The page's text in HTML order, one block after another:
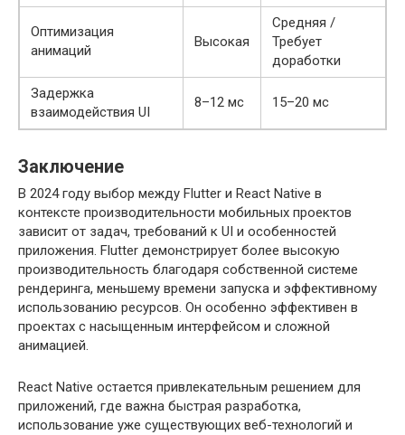
Оптимизация
анимаций
Высокая
Средняя /
Требует
доработки
Задержка
взаимодействия UI
8–12 мс 15–20 мс
Заключение
В 2024 году выбор между Flutter и React Native в
контексте производительности мобильных проектов
зависит от задач, требований к UI и особенностей
приложения. Flutter демонстрирует более высокую
производительность благодаря собственной системе
рендеринга, меньшему времени запуска и эффективному
использованию ресурсов. Он особенно эффективен в
проектах с насыщенным интерфейсом и сложной
анимацией.
React Native остается привлекательным решением для
приложений, где важна быстрая разработка,
использование уже существующих веб-технологий и